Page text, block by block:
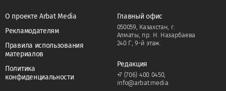
О проекте Arbat Media
Рекламодателям
Правила использования
материалов
Политика
конфиденциальности
Главный офис
050059, Казахстан, г.
Алматы, пр. Н. Назарбаева
240 Г, 9-й этаж.
Редакция
+7 (706) 400 0450,
info@arbat.media